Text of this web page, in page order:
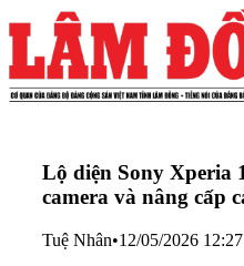
Lộ diện Sony Xperia
camera và nâng cấp
Tuệ Nhân•12/05/2026 12:27